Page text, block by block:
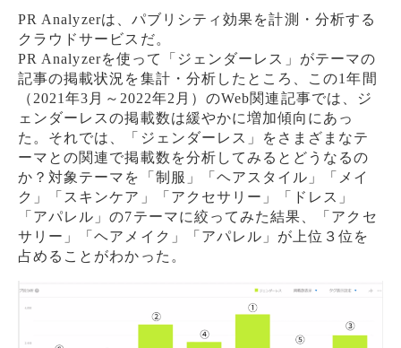
PR Analyzerは、パブリシティ効果を計測・分析する
クラウドサービスだ。
PR Analyzerを使って「ジェンダーレス」がテーマの
記事の掲載状況を集計・分析したところ、この1年間
（2021年3月～2022年2月）のWeb関連記事では、ジ
ェンダーレスの掲載数は緩やかに増加傾向にあっ
た。それでは、「ジェンダーレス」をさまざまなテ
ーマとの関連で掲載数を分析してみるとどうなるの
か？対象テーマを「制服」「ヘアスタイル」「メイ
ク」「スキンケア」「アクセサリー」「ドレス」
「アパレル」の7テーマに絞ってみた結果、「アクセ
サリー」「ヘアメイク」「アパレル」が上位３位を
占めることがわかった。